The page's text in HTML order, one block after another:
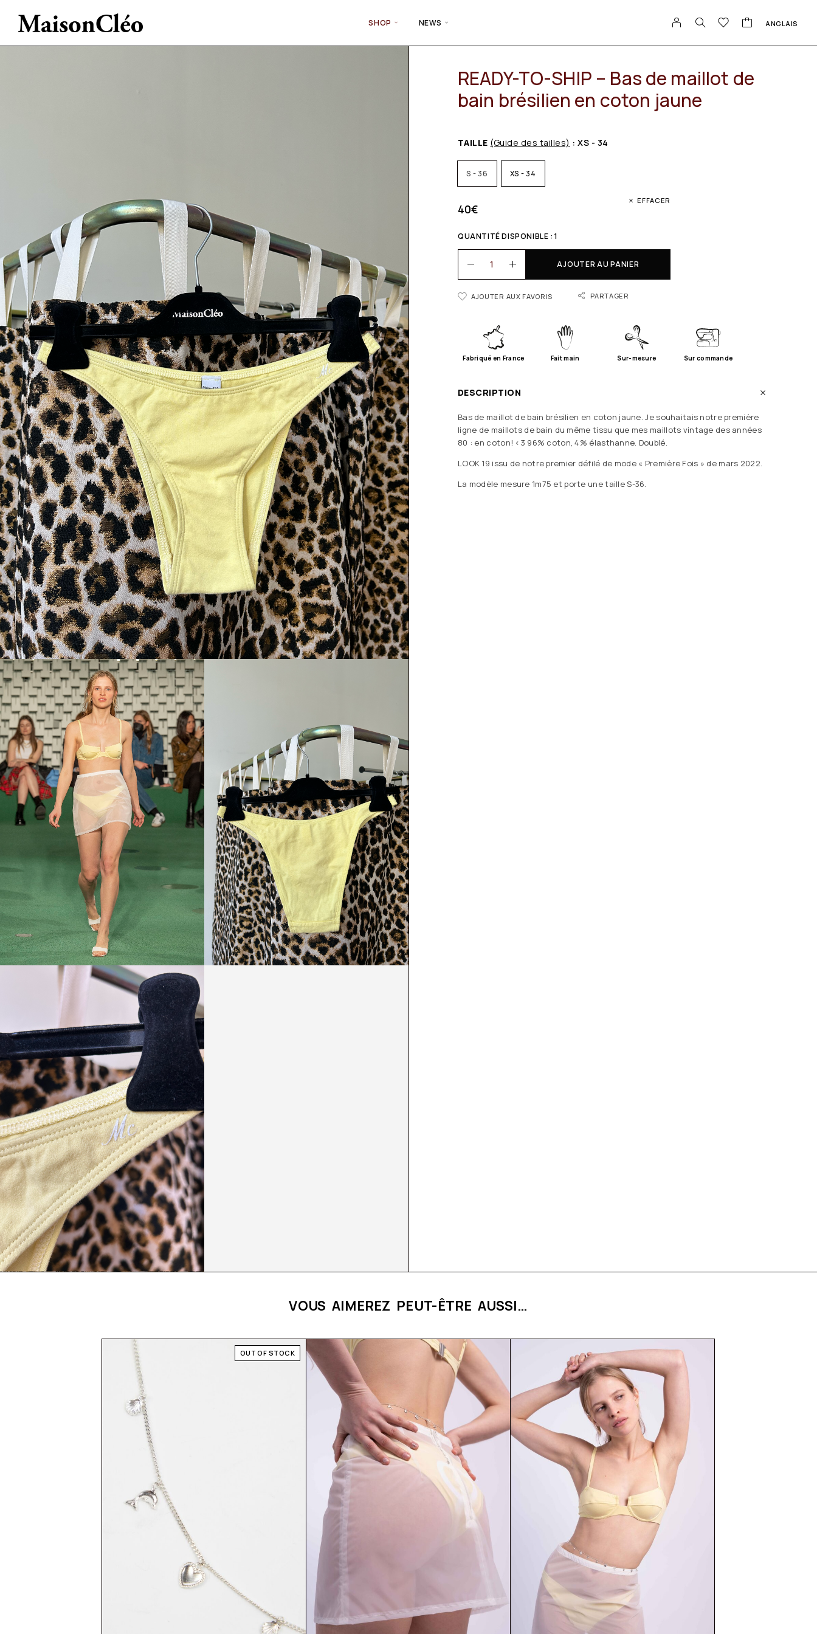
SHOP NEWS ANGLAIS
READY-TO-SHIP – Bas de maillot de
bain brésilien en coton jaune
TAILLE (Guide des tailles) : XS - 34
S - 36 XS - 34
EFFACER
40€
QUANTITÉ DISPONIBLE : 1
AJOUTER AU PANIER
AJOUTER AUX FAVORIS PARTAGER
Fabriqué en France Fait main Sur-mesure Sur commande
DESCRIPTION
Bas de maillot de bain brésilien en coton jaune. Je souhaitais notre première
ligne de maillots de bain du même tissu que mes maillots vintage des années
80 : en coton! <3 96% coton, 4% élasthanne. Doublé.
LOOK 19 issu de notre premier défilé de mode « Première Fois » de mars 2022.
La modèle mesure 1m75 et porte une taille S-36.
VOUS AIMEREZ PEUT-ÊTRE AUSSI…
OUT OF STOCK